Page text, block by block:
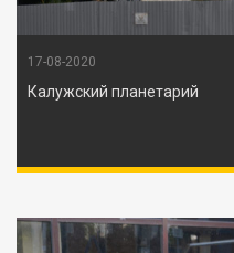
17-08-2020
Калужский планетарий